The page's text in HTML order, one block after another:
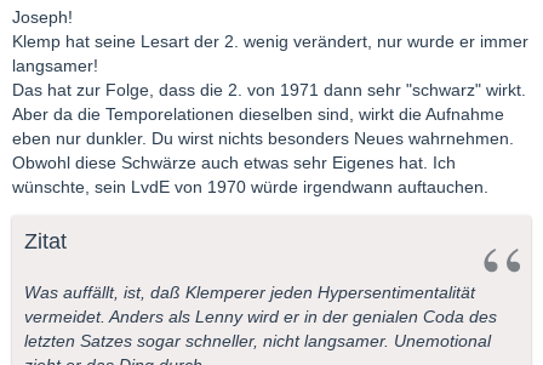
Joseph!
Klemp hat seine Lesart der 2. wenig verändert, nur wurde er immer
langsamer!
Das hat zur Folge, dass die 2. von 1971 dann sehr "schwarz" wirkt.
Aber da die Temporelationen dieselben sind, wirkt die Aufnahme
eben nur dunkler. Du wirst nichts besonders Neues wahrnehmen.
Obwohl diese Schwärze auch etwas sehr Eigenes hat. Ich
wünschte, sein LvdE von 1970 würde irgendwann auftauchen.
Zitat
Was auffällt, ist, daß Klemperer jeden Hypersentimentalität
vermeidet. Anders als Lenny wird er in der genialen Coda des
letzten Satzes sogar schneller, nicht langsamer. Unemotional